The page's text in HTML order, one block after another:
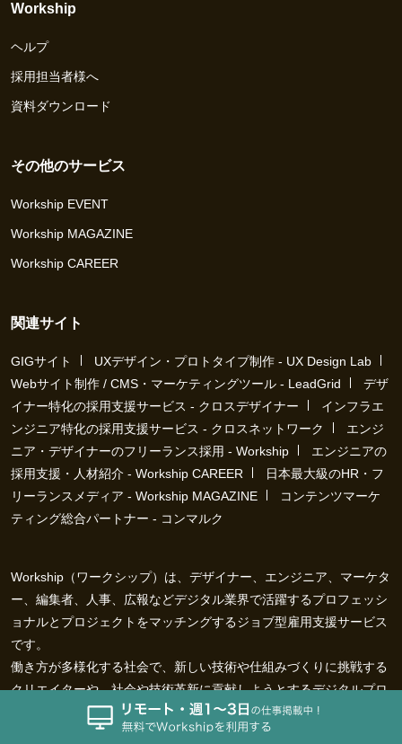
Workship
ヘルプ
採用担当者様へ
資料ダウンロード
その他のサービス
Workship EVENT
Workship MAGAZINE
Workship CAREER
関連サイト
GIGサイト
UXデザイン・プロトタイプ制作 - UX Design Lab
Webサイト制作 / CMS・マーケティングツール - LeadGrid
デザ
イナー特化の採用支援サービス - クロスデザイナー
インフラエ
ンジニア特化の採用支援サービス - クロスネットワーク
エンジ
ニア・デザイナーのフリーランス採用 - Workship
エンジニアの
採用支援・人材紹介 - Workship CAREER
日本最大級のHR・フ
リーランスメディア - Workship MAGAZINE
コンテンツマーケ
ティング総合パートナー - コンマルク
Workship（ワークシップ）は、デザイナー、エンジニア、マーケタ
ー、編集者、人事、広報などデジタル業界で活躍するプロフェッシ
ョナルとプロジェクトをマッチングするジョブ型雇用支援サービス
です。
働き方が多様化する社会で、新しい技術や仕組みづくりに挑戦する
クリエイターや、社会や技術革新に貢献しようとするデジタルプロ
フェッショナルと、プロジェクトホルダーなど「運命の仕事相手」
が見つかるジョブ型雇用支援サービスです。